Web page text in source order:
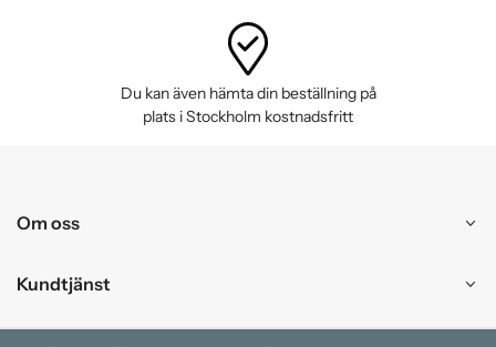
Du kan även hämta din beställning på
plats i Stockholm kostnadsfritt
Om oss
Kundtjänst